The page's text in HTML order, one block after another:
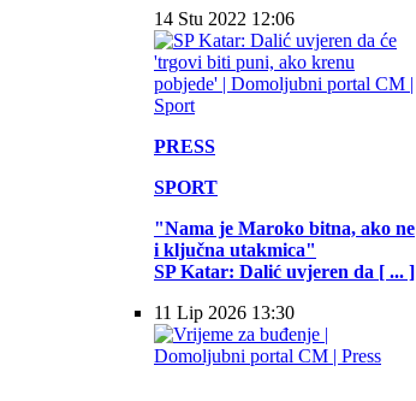
14 Stu 2022 12:06
PRESS
SPORT
"Nama je Maroko bitna, ako ne
i ključna utakmica"
SP Katar: Dalić uvjeren da [ ... ]
11 Lip 2026 13:30